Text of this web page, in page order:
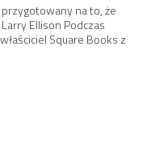
na to, że
Ellison Podczas
Square Books z